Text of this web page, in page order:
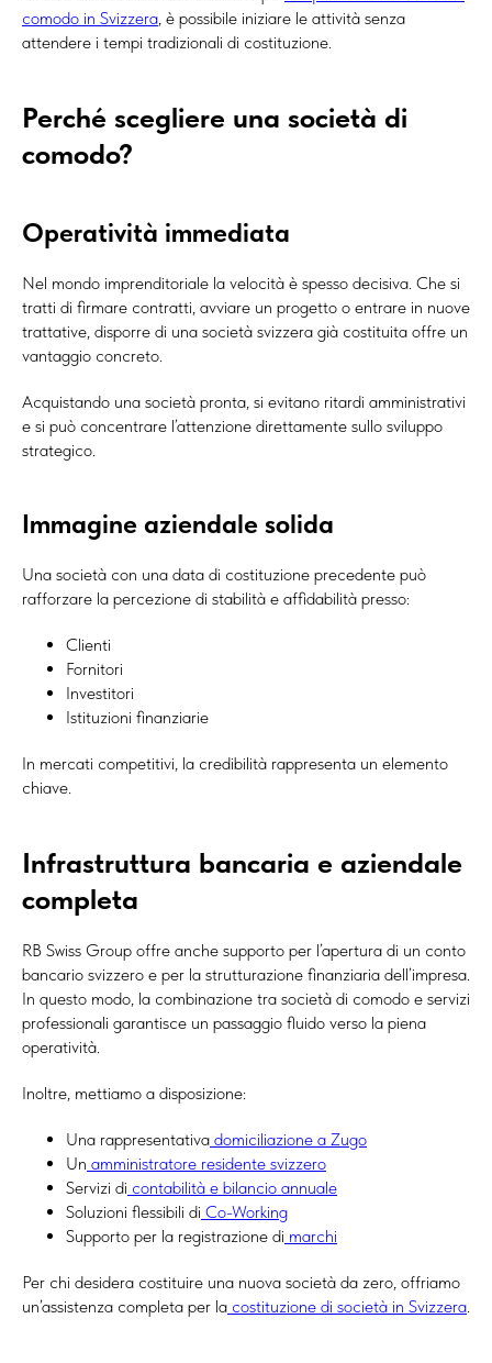
comodo in Svizzera, è possibile iniziare le attività senza
attendere i tempi tradizionali di costituzione.
Perché scegliere una società di
comodo?
Operatività immediata
Nel mondo imprenditoriale la velocità è spesso decisiva. Che si
tratti di firmare contratti, avviare un progetto o entrare in nuove
trattative, disporre di una società svizzera già costituita offre un
vantaggio concreto.
Acquistando una società pronta, si evitano ritardi amministrativi
e si può concentrare l’attenzione direttamente sullo sviluppo
strategico.
Immagine aziendale solida
Una società con una data di costituzione precedente può
rafforzare la percezione di stabilità e affidabilità presso:
Clienti
Fornitori
Investitori
Istituzioni finanziarie
In mercati competitivi, la credibilità rappresenta un elemento
chiave.
Infrastruttura bancaria e aziendale
completa
RB Swiss Group offre anche supporto per l’apertura di un conto
bancario svizzero e per la strutturazione finanziaria dell’impresa.
In questo modo, la combinazione tra società di comodo e servizi
professionali garantisce un passaggio fluido verso la piena
operatività.
Inoltre, mettiamo a disposizione:
Una rappresentativa domiciliazione a Zugo
Un amministratore residente svizzero
Servizi di contabilità e bilancio annuale
Soluzioni flessibili di Co-Working
Supporto per la registrazione di marchi
Per chi desidera costituire una nuova società da zero, offriamo
un’assistenza completa per la costituzione di società in Svizzera.